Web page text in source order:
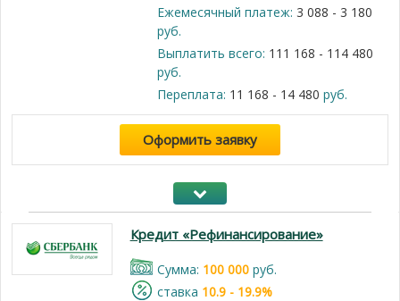
Ежемесячный платеж: 3 088 - 3 180
руб.
Выплатить всего: 111 168 - 114 480
руб.
Переплата: 11 168 - 14 480 руб.
Оформить заявку
Кредит «Рефинансирование»
Cумма: 100 000руб.
cтавка 10.9 - 19.9%